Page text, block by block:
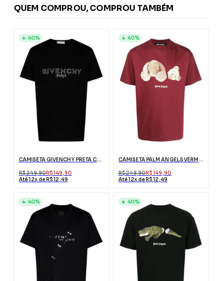
QUEM COMPROU, COMPROU TAMBÉM
CAMISETA GIVENCHY PRETA COM LOGO RISCADO
R$ 249,90R$ 149,90
Até 12x de R$ 12,49
40%
CAMISETA PALM ANGELS VERMELHA ESTAMPA URSO
R$ 249,90R$ 149,90
Até 12x de R$ 12,49
40%
40% 40%